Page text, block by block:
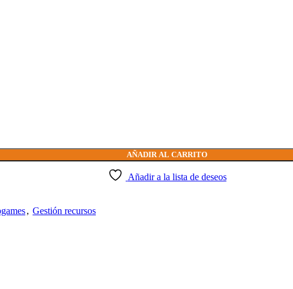
AÑADIR AL CARRITO
Añadir a la lista de deseos
, Gestión recursos